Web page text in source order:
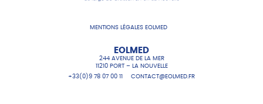
MENTIONS LÉGALES EOLMED
EOLMED
244 AVENUE DE LA MER
11210 PORT – LA NOUVELLE
+33(0)9 78 07 00 11
CONTACT@EOLMED.FR